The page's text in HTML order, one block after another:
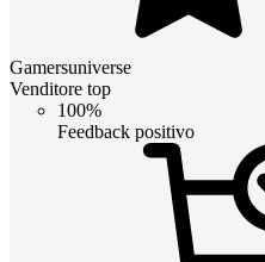
Gamersuniverse
Venditore top
100%
Feedback positivo